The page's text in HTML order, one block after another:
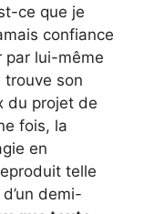
ce que je
confiance
par lui-même
trouve son
du projet de
fois, la
en
telle
demi-